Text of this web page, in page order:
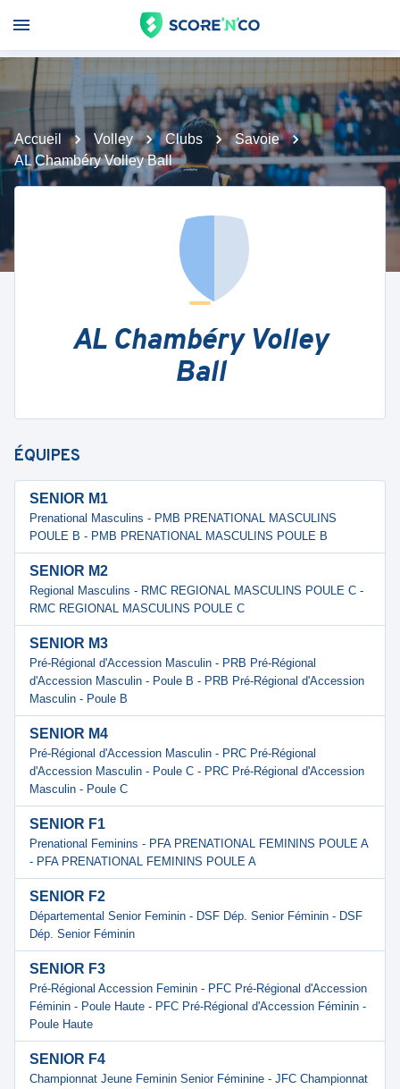
Accueil Volley Clubs
Savoie
AL Chambéry Volley Ball
AL Chambéry Volley
Ball
ÉQUIPES
SENIOR M1
Prenational Masculins - PMB PRENATIONAL MASCULINS
POULE B - PMB PRENATIONAL MASCULINS POULE B
SENIOR M2
Regional Masculins - RMC REGIONAL MASCULINS POULE C -
RMC REGIONAL MASCULINS POULE C
SENIOR M3
Pré-Régional d'Accession Masculin - PRB Pré-Régional
d'Accession Masculin - Poule B - PRB Pré-Régional d'Accession
Masculin - Poule B
SENIOR M4
Pré-Régional d'Accession Masculin - PRC Pré-Régional
d'Accession Masculin - Poule C - PRC Pré-Régional d'Accession
Masculin - Poule C
SENIOR F1
Prenational Feminins - PFA PRENATIONAL FEMININS POULE A
- PFA PRENATIONAL FEMININS POULE A
SENIOR F2
Départemental Senior Feminin - DSF Dép. Senior Féminin - DSF
Dép. Senior Féminin
SENIOR F3
Pré-Régional Accession Feminin - PFC Pré-Régional d'Accession
Féminin - Poule Haute - PFC Pré-Régional d'Accession Féminin -
Poule Haute
SENIOR F4
Championnat Jeune Feminin Senior Féminine - JFC Championnat